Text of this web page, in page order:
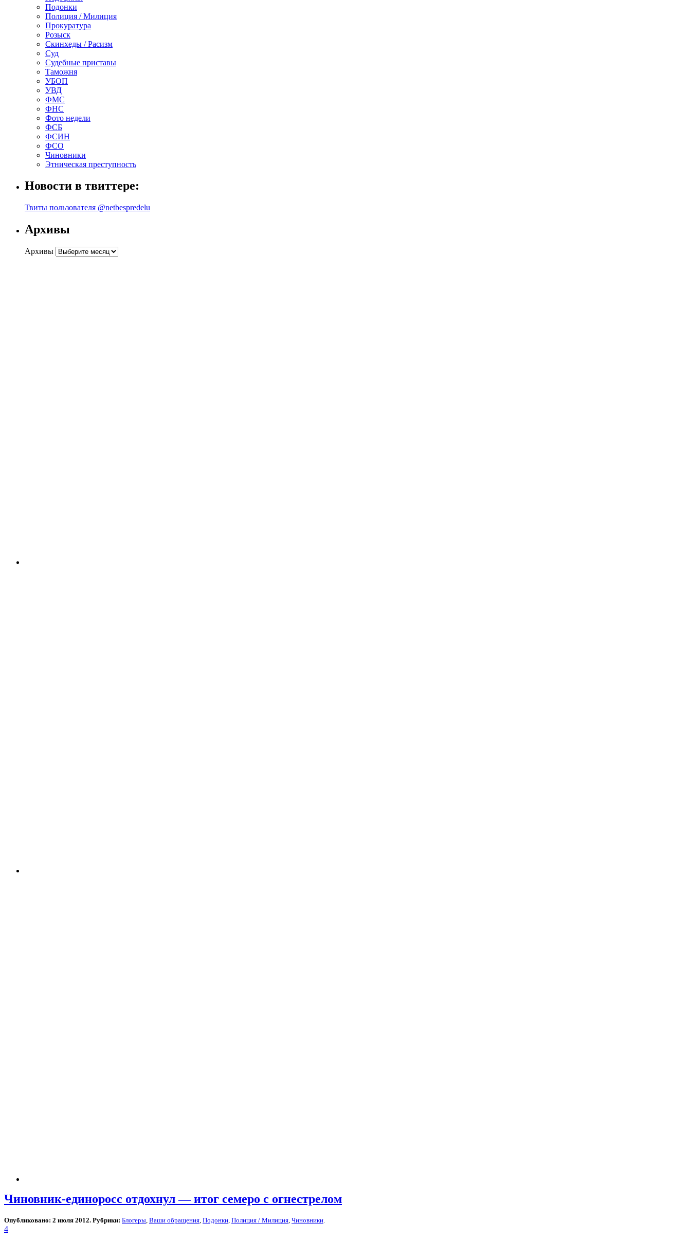
Подонки
Полиция / Милиция
Прокуратура
Розыск
Скинхеды / Расизм
Суд
Судебные приставы
Таможня
УБОП
УВД
ФМС
ФНС
Фото недели
ФСБ
ФСИН
ФСО
Чиновники
Этническая преступность
Новости в твиттере:
Твиты пользователя @netbespredelu
Архивы
Архивы
Чиновник-единоросс отдохнул — итог семеро с огнестрелом
Опубликовано: 2 июля 2012. Рубрики: Блогеры Ваши обращения Подонки Полиция / Милиция Чиновники
4